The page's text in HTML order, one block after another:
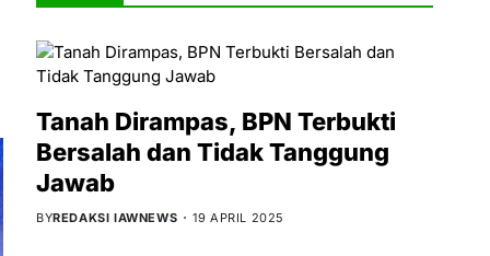
Tanah Dirampas, BPN Terbukti
Bersalah dan Tidak Tanggung
Jawab
BYREDAKSI IAWNEWS 19 APRIL 2025